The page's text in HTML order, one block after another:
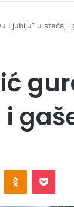
Ljubiju” u stečaj i